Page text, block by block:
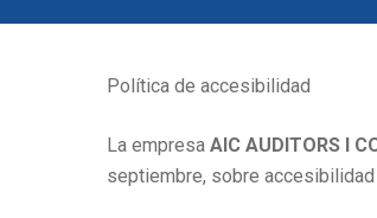
Política de accesibilidad
La empresa AIC AUDITORS I
septiembre, sobre